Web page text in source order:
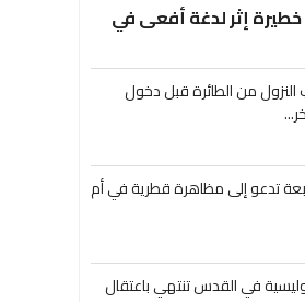
بحالة خطيرة إثر لدغة أفعى في
من الطائرة قبل دخول
تدعو إلى مظاهرة قطرية في أم
في القدس تنتهي باعتقال